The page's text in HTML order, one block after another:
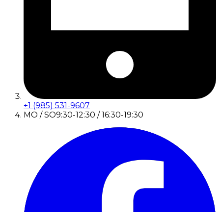
+1 (985) 531-9607
MO / SO9:30-12:30 / 16:30-19:30